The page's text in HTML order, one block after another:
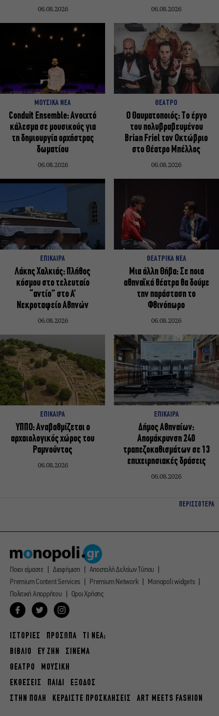
06.08.2026 06.08.2026
ΜΟΥΣΙΚΑ ΝΕΑ
Conduit Ensemble: Ανοιχτό
κάλεσμα σε μουσικούς για
τη δημιουργία ορχήστρας
δωματίου
06.08.2026
ΘΕΑΤΡΟ
Ο Θαυματοποιός: Το έργο
του πολυβραβευμένου
Brian Friel τον Οκτώβριο
στο Θέατρο Μπέλλος
06.08.2026
ΕΠΙΚΑΙΡΑ
Λάκης Χαλκιάς: Πλήθος
κόσμου στο τελευταίο
“αντίο” στο Α’
Νεκροταφείο Αθηνών
06.08.2026
ΘΕΑΤΡΙΚΑ ΝΕΑ
Μια άλλη Θήβα: Σε ποια
αθηναϊκά θέατρα θα δούμε
την παράσταση το
Φθινόπωρο
06.08.2026
ΕΠΙΚΑΙΡΑ
ΥΠΠΟ: Αναβαθμίζεται ο
αρχαιολογικός χώρος του
Ραμνούντος
06.08.2026
ΕΠΙΚΑΙΡΑ
Δήμος Αθηναίων:
Απομάκρυνση 240
τραπεζοκαθισμάτων σε 13
επιχειρησιακές δράσεις
06.08.2026
ΠΕΡΙΣΣΟΤΕΡΑ
Ποιοι είμαστε Διαφήμιση
Αποστολή Δελτίων Τύπου
Premium Content Services
Premium Network
Monopoli widgets
Πολιτική Απορρήτου
Οροι Χρήσης
ΙΣΤΟΡΙΕΣ ΠΡΟΣΩΠΑ
ΤΙ ΝΕΑ;
ΒΙΒΛΙΟ
ΕΥ ΖΗΝ
ΣΙΝΕΜΑ
ΘΕΑΤΡΟ
ΜΟΥΣΙΚΗ
ΕΚΘΕΣΕΙΣ
ΠΑΙΔΙ
ΕΞΟΔΟΣ
ΣΤΗΝ ΠΟΛΗ
ΚΕΡΔΙΣΤΕ ΠΡΟΣΚΛΗΣΕΙΣ ART MEETS FASHION